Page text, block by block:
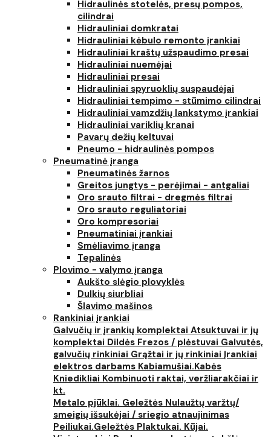
Hidraulinės stotelės, presų pompos,
cilindrai
Hidrauliniai domkratai
Hidrauliniai kėbulo remonto įrankiai
Hidrauliniai kraštų užspaudimo presai
Hidrauliniai nuemėjai
Hidrauliniai presai
Hidrauliniai spyruoklių suspaudėjai
Hidrauliniai tempimo - stūmimo cilindrai
Hidrauliniai vamzdžių lankstymo įrankiai
Hidrauliniai variklių kranai
Pavarų dežių keltuvai
Pneumo - hidraulinės pompos
Pneumatinė įranga
Pneumatinės žarnos
Greitos jungtys - perėjimai - antgaliai
Oro srauto filtrai - dregmės filtrai
Oro srauto reguliatoriai
Oro kompresoriai
Pneumatiniai įrankiai
Smėliavimo įranga
Tepalinės
Plovimo - valymo įranga
Aukšto slėgio plovyklės
Dulkių siurbliai
Šlavimo mašinos
Rankiniai įrankiai
Galvučių ir įrankių komplektai Atsuktuvai ir jų
komplektai Dildės Frezos / plėstuvai Galvutės,
galvučių rinkiniai Grąžtai ir jų rinkiniai Įrankiai
elektros darbams Kabiamušiai.Kabės
Kniedikliai Kombinuoti raktai, veržliarakčiai ir
kt.
Metalo pjūklai. Geležtės Nulaužtų varžtų/
smeigių išsukėjai / sriegio atnaujinimas
Peiliukai.Geležtės Plaktukai. Kūjai.